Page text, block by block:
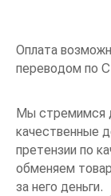
Оплата
переводом по
Мы стремимся
качественные
претензии по
обменяем
за него деньги.